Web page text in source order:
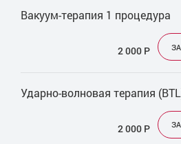
Вакуум-терапия 1 процедура
2 000 Р
Ударно-волновая терапия
2 000 Р